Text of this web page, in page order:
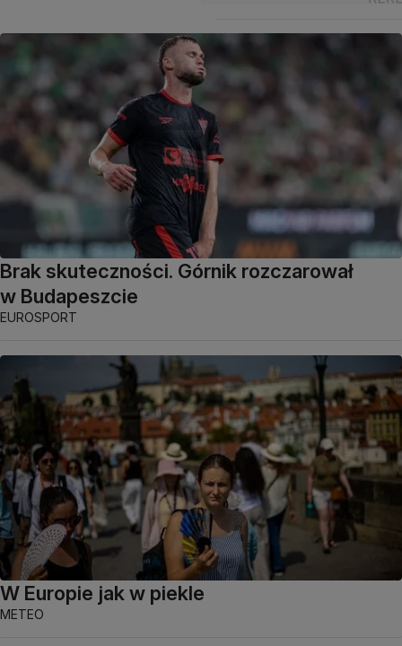
Brak skuteczności. Górnik rozczarował
w Budapeszcie
EUROSPORT
W Europie jak w piekle
METEO